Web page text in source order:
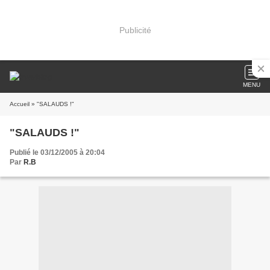
Publicité
MENU
Accueil » "SALAUDS !"
"SALAUDS !"
Publié le 03/12/2005 à 20:04
Par R.B